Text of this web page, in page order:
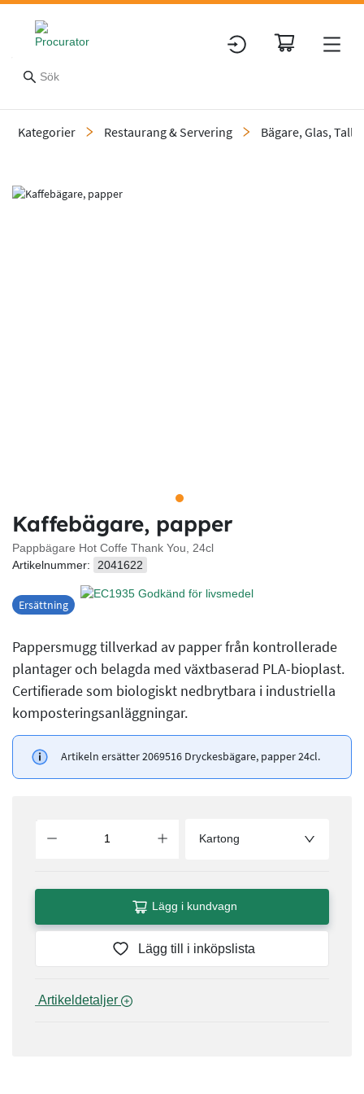
Kategorier Restaurang & Servering Bägare, Glas,
Slide 1 of 1
Kaffebägare, papper
Pappbägare Hot Coffe Thank You, 24cl
Artikelnummer:
2041622
Ersättning
Pappersmugg tillverkad av papper från kontrollerade
plantager och belagda med växtbaserad PLA-bioplast.
Certifierade som biologiskt nedbrytbara i industriella
komposteringsanläggningar.
Artikeln ersätter 2069516 Dryckesbägare, papper 24cl.
Kartong
Lägg i kundvagn
Lägg till i inköpslista